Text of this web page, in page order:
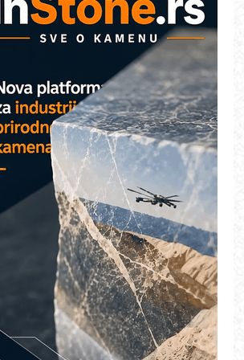
različitih oblika